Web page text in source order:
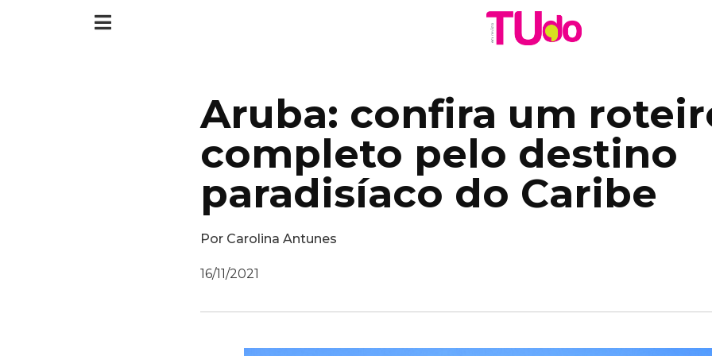
Aruba: confira um
completo pelo destino
paradisíaco do Caribe
Por Carolina Antunes
16/11/2021